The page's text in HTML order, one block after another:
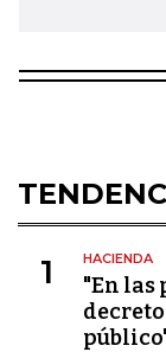
1 HACIENDA
"En